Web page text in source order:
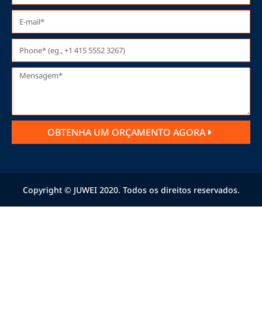
OBTENHA UM ORÇAMENTO AGORA
Copyright © JUWEI 2020. Todos os direitos reservados.